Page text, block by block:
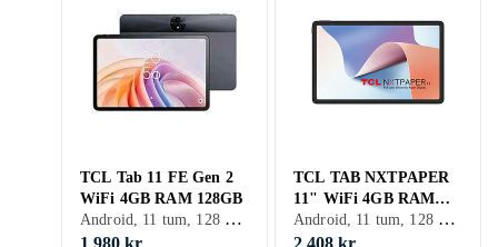
TCL Tab 11 FE Gen 2
WiFi 4GB RAM 128GB
Android, 11 tum, 128 GB, 2025, 4GB
1 980 kr
TCL TAB NXTPAPER
11" WiFi 4GB RAM
128GB
Android, 11 tum, 128 GB, 2023, 4GB
2 408 kr